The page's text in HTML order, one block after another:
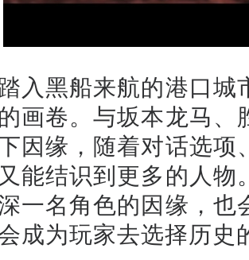
入黑船来航的港口
的画卷。与坂本龙马
因缘，随着对话选
又能结识到更多的人
一名角色的因缘，
成为玩家去选择历史